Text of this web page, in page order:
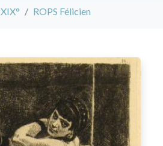
XIX° ROPS Félicien